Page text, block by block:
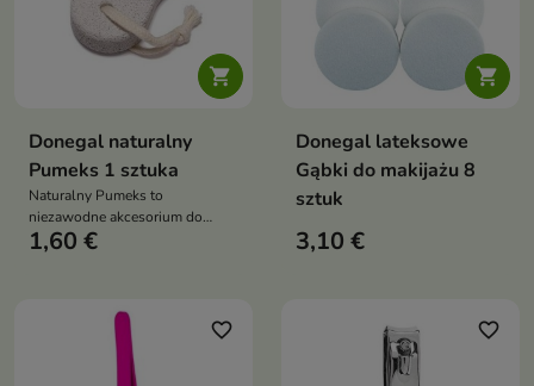

Donegal naturalny
Pumeks 1 sztuka
Naturalny Pumeks to
niezawodne akcesorium do
codziennej pielęgnacji stóp i
1,60 €

Donegal lateksowe
Gąbki do makijażu 8
sztuk
3,10 €
favorite_border favorite_border